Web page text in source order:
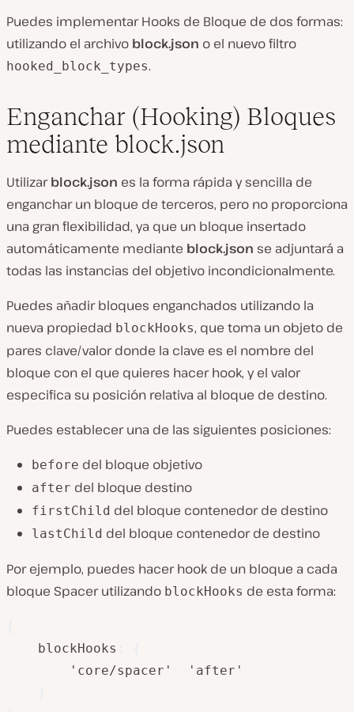
Puedes implementar Hooks de Bloque de dos formas:
utilizando el archivo block.json o el nuevo filtro
hooked_block_types.
Enganchar (Hooking) Bloques
mediante block.json
Utilizarblock.json es la forma rápida y sencilla de
enganchar un bloque de terceros, pero no proporciona
una gran flexibilidad, ya que un bloque insertado
automáticamente mediante block.json se adjuntará a
todas las instancias del objetivo incondicionalmente.
Puedes añadir bloques enganchados utilizando la
nueva propiedad blockHooks, que toma un objeto de
pares clave/valor donde la clave es el nombre del
bloque con el que quieres hacer hook, y el valor
especifica su posición relativa al bloque de destino.
Puedes establecer una de las siguientes posiciones:
before del bloque objetivo
after del bloque destino
firstChild del bloque contenedor de destino
lastChild del bloque contenedor de destino
Por ejemplo, puedes hacer hook de un bloque a cada
bloque Spacer utilizando blockHooks de esta forma:
	blockHooks
		'core/spacer'
'after'